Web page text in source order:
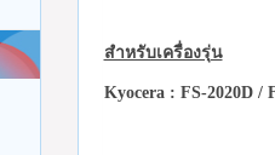
สำหรับเครื่องรุ่น
Kyocera : FS-2020D /